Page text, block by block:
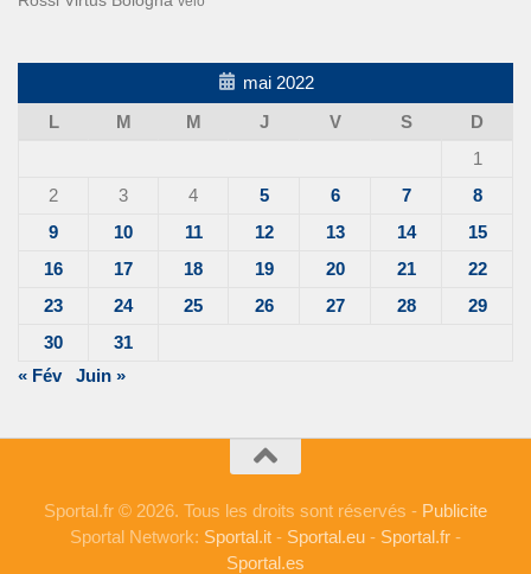
mai 2022
L
M M J V S
D
1
2
3 4 5 6 7
8
9
10 11 12 13 14
15
16
17 18 19 20 21
22
23
24 25 26 27 28
29
30
31
« Fév
Juin »
Sportal.fr © 2026. Tous les droits sont réservés - Publicite
Sportal Network: Sportal.it - Sportal.eu - Sportal.fr -
Sportal.es